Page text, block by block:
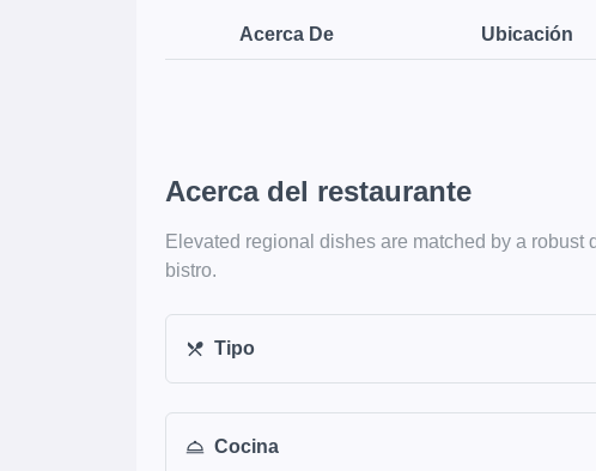
Acerca De Ubicación
Acerca del restaurante
Elevated regional dishes are matched by a robust
bistro.
Tipo
Cocina